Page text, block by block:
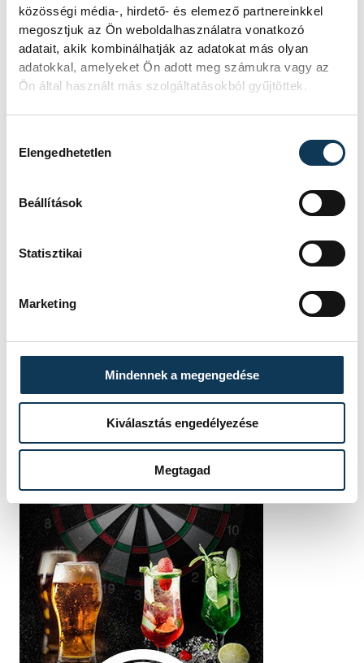
közösségi média-, hirdető- és elemező partnereinkkel
megosztjuk az Ön weboldalhasználatra vonatkozó
adatait, akik kombinálhatják az adatokat más olyan
adatokkal, amelyeket Ön adott meg számukra vagy az
Ön által használt más szolgáltatásokból gyűjtöttek.
Elengedhetetlen
Beállítások
Statisztikai
Marketing
Mindennek a megengedése
Kiválasztás engedélyezése
Megtagad
Ferencváros
Győri Audi ETO KC
vehir.hu